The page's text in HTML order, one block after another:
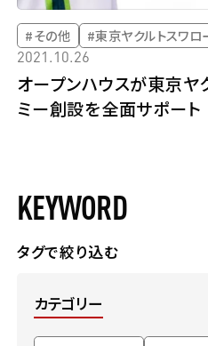
#その他 #東京ヤクルトスワロ
2021.10.26
オープンハウスが東京ヤ
ミー創設を全面サポート
KEYWORD
タグで絞り込む
カテゴリー